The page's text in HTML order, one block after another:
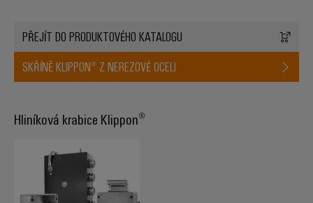
odvětví.
inovace
v oblasti
průmyslové
PŘEJÍT DO PRODUKTOVÉHO KATALOGU
SKŘÍNĚ KLIPPON® Z NEREZOVÉ OCELI
Hliníková krabice Klippon®